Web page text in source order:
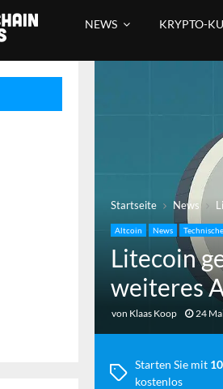
NEWS KRYPTO-
Startseite News
Altcoin News
Litecoin
weiteres
von Klaas Koop 24
Starten Sie mit
kostenlos